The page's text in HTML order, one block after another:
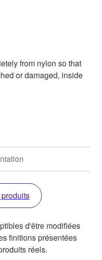
from nylon so that
or damaged, inside
d'être modifiées
finitions présentées
réels.